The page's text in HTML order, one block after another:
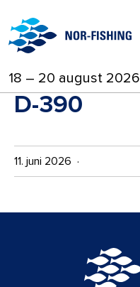
18 – 20 august 2026
D-390
11. juni 2026 ·